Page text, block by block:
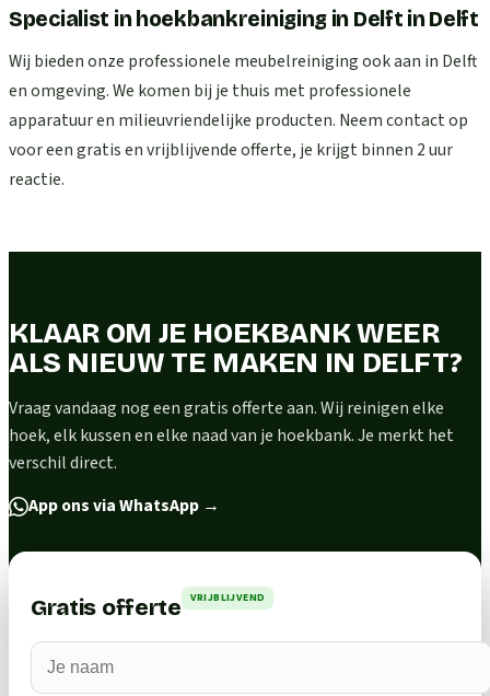
Specialist in hoekbankreiniging in Delft inDelft
Wij bieden onze professionele meubelreiniging ook aan in Delft
en omgeving. We komen bij je thuis met professionele
apparatuur en milieuvriendelijke producten. Neem contact op
voor een gratis en vrijblijvende offerte, je krijgt binnen 2 uur
reactie.
KLAAR OM JE HOEKBANK WEER
ALS NIEUW TE MAKEN IN DELFT?
Vraag vandaag nog een gratis offerte aan. Wij reinigen elke
hoek, elk kussen en elke naad van je hoekbank. Je merkt het
verschil direct.
App ons via WhatsApp →
Gratis offerte VRIJBLIJVEND